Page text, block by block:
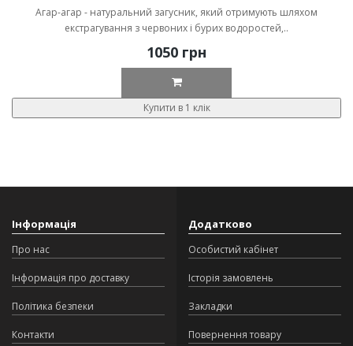
Агар-агар - натуральний загусник, який отримують шляхом
екстрагування з червоних і бурих водоростей,..
1050 грн
Купити в 1 клік
Інформація
Про нас
Інформація про доставку
Політика безпеки
Контакти
Додатково
Особистий кабінет
Історія замовлень
Закладки
Повернення товару